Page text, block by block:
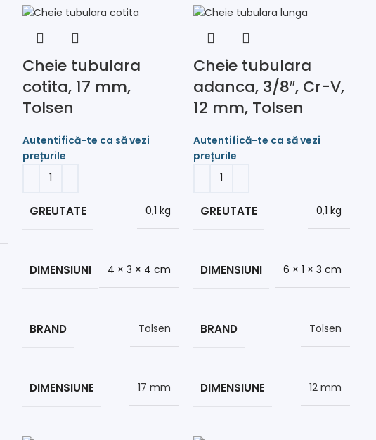
Cheie tubulara
cotita, 17 mm,
Tolsen
GREUTATE 0,1 kg
DIMENSIUNI 4 × 3 × 4 cm
BRAND Tolsen
DIMENSIUNE 17 mm
Cheie tubulara
adanca, 3/8″, Cr-V,
12 mm, Tolsen
GREUTATE 0,1 kg
DIMENSIUNI 6 × 1 × 3 cm
BRAND Tolsen
DIMENSIUNE 12 mm